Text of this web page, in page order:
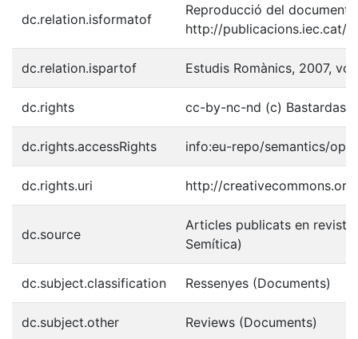
dc.relation.isformatof
Reproducció del document
http://publicacions.iec.cat/
dc.relation.ispartof Estudis Romànics, 2007,
dc.rights cc-by-nc-nd (c) Bastardas i
dc.rights.accessRights info:eu-repo/semantics/
dc.rights.uri http://
dc.source
Articles publicats en
Semítica)
dc.subject.classification Ressenyes (Documents)
dc.subject.other Reviews (Documents)